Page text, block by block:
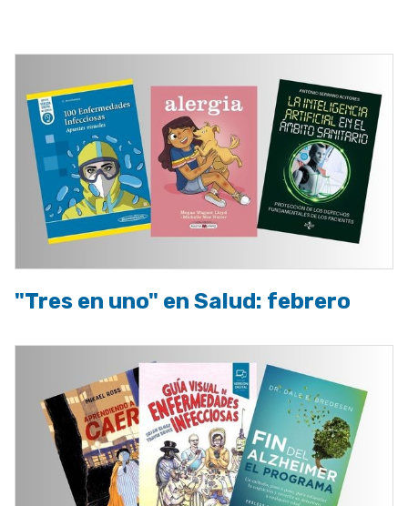
la
navegación
"Tres en uno" en Salud: febrero